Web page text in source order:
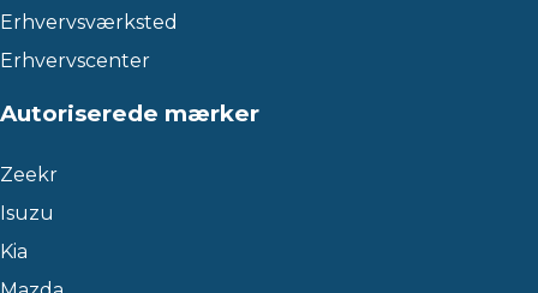
Erhvervsværksted
Erhvervscenter
Autoriserede mærker
Zeekr
Isuzu
Kia